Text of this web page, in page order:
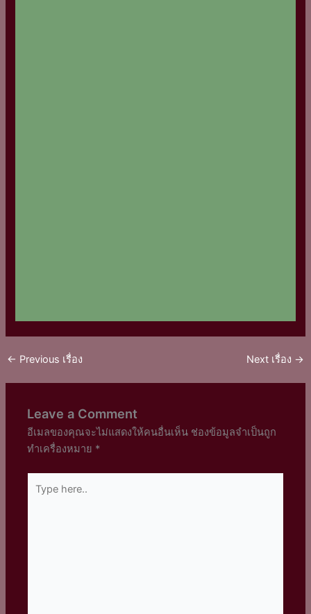
← Previous เรื่อง Next เรื่อง →
Leave a Comment
อีเมลของคุณจะไม่แสดงให้คนอื่นเห็น ช่องข้อมูลจำเป็นถูก
ทำเครื่องหมาย *
here..